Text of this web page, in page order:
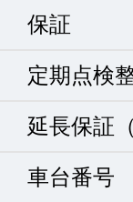
保証
定期点検
延長保証
車台番号